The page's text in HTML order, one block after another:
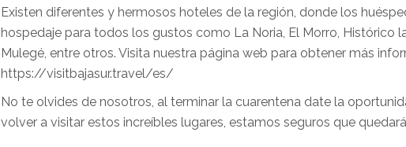
Existen diferentes y hermosos hoteles de la región, donde los
hospedaje para todos los gustos como La Noria, El Morro, Histórico
Mulegé, entre otros. Visita nuestra página web para obtener más
https://visitbajasur.travel/es/
No te olvides de nosotros, al terminar la cuarentena date la
volver a visitar estos increíbles lugares, estamos seguros que